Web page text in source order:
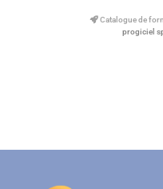
Catalogue de
progiciel